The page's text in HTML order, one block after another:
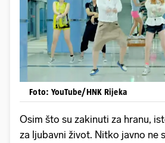
Foto: YouTube/HNK Rijeka
Osim što su zakinuti za hranu,
za ljubavni život. Nitko javno ne